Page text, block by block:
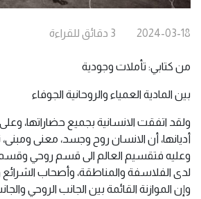
2024-03-18
3 دقائق للقراءة
من كتابي: تأملات وجودية
بين المادية العمياء والروحانية الجوفاء
ولقد اتفقت الانسانية بجميع حضاراتها،
أديانها، أن الانسان روح وجسد، معنى
وعليه فتقسيم العالم الى قسم روحي
لدى الفلاسفة والمناطقة، وأصحاب الشرائع
وإن الموازنة القائمة بين الجانب الروحي